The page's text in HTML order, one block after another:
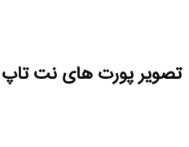
تصویر پورت های نت تاپ